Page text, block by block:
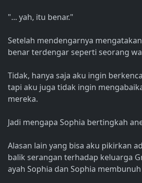
"... yah, itu benar."
Setelah mendengarnya
benar terdengar seperti seorang
Tidak, hanya saja aku ingin
tapi aku juga tidak ingin
mereka.
Jadi mengapa Sophia bertingkah
Alasan lain yang bisa aku pikirkan
balik serangan terhadap keluarga
ayah Sophia dan Sophia